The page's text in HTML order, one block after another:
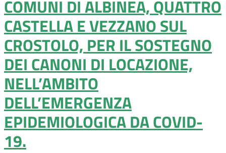
COMUNI DI ALBINEA, QUATTRO
CASTELLA E VEZZANO SUL
CROSTOLO, PER IL SOSTEGNO
DEI CANONI DI LOCAZIONE,
NELL’AMBITO
DELL’EMERGENZA
EPIDEMIOLOGICA DA COVID-
19.